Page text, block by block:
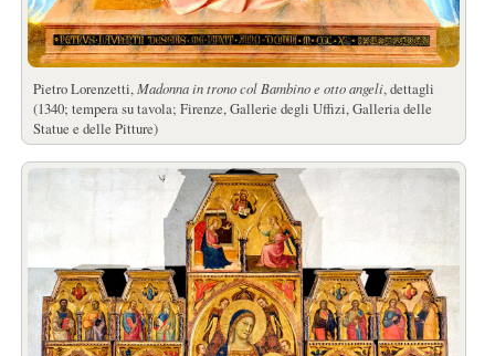
Pietro Lorenzetti, Madonna in trono col Bambino e otto angeli, dettagli
(1340; tempera su tavola; Firenze, Gallerie degli Uffizi, Galleria delle
Statue e delle Pitture)